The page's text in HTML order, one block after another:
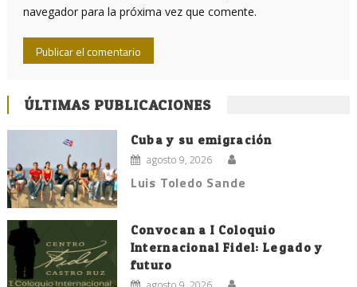
navegador para la próxima vez que comente.
ÚLTIMAS PUBLICACIONES
Cuba y su emigración
agosto 9, 2026
Luis Toledo Sande
Convocan a I Coloquio
Internacional Fidel: Legado y
futuro